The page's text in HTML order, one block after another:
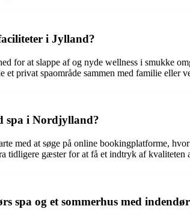
i Jylland?
for at slappe af og nyde wellness i smukke
privat spaområde sammen med familie eller
spa i Nordjylland?
med at søge på online bookingplatforme,
tidligere gæster for at få et indtryk af kvaliteten
spa og et sommerhus med